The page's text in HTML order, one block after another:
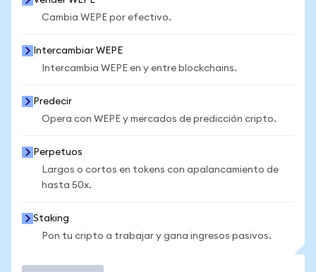
Cambia WEPE por efectivo.
Intercambiar WEPE
Intercambia WEPE en y entre blockchains.
Predecir
Opera con WEPE y mercados de predicción cripto.
Perpetuos
Largos o cortos en tokens con apalancamiento de
hasta 50x.
Staking
Pon tu cripto a trabajar y gana ingresos pasivos.